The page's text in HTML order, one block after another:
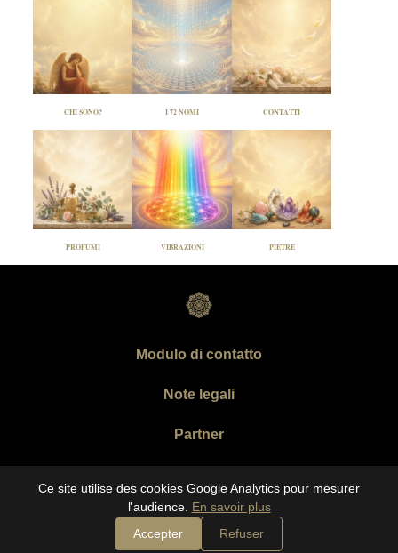
Ce site utilise des cookies Google Analytics pour mesurer
l'audience. En savoir plus
Accepter
Refuser
CHI SONO? I 72 NOMI CONTATTI
PROFUMI VIBRAZIONI PIETRE
Modulo di contatto
Note legali
Partner